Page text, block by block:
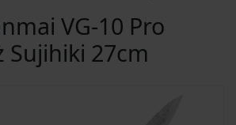
VG-10 Pro
Sujihiki 27cm